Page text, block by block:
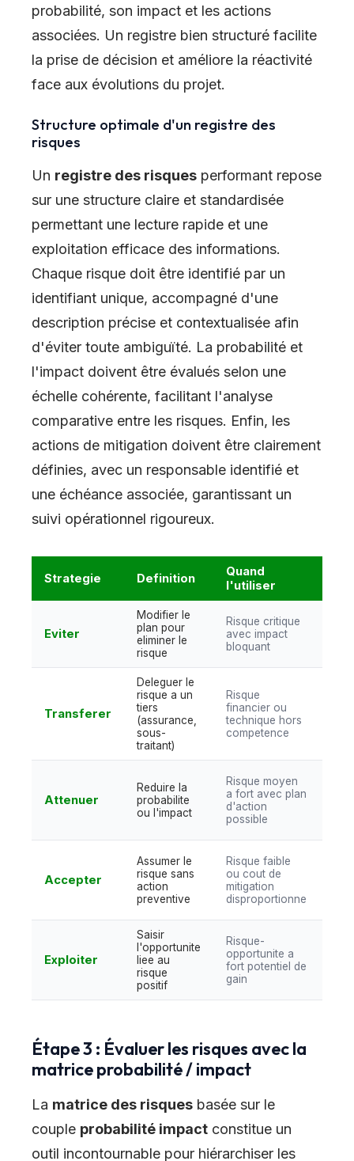
probabilité, son impact et les actions
associées. Un registre bien structuré facilite
la prise de décision et améliore la réactivité
face aux évolutions du projet.
Structure optimale d'un registre des
risques
Un registre des risques performant repose
sur une structure claire et standardisée
permettant une lecture rapide et une
exploitation efficace des informations.
Chaque risque doit être identifié par un
identifiant unique, accompagné d'une
description précise et contextualisée afin
d'éviter toute ambiguïté. La probabilité et
l'impact doivent être évalués selon une
échelle cohérente, facilitant l'analyse
comparative entre les risques. Enfin, les
actions de mitigation doivent être clairement
définies, avec un responsable identifié et
une échéance associée, garantissant un
suivi opérationnel rigoureux.
Strategie Definition
Quand
l'utiliser
Eviter
Modifier le
plan pour
eliminer le
risque
Risque critique
avec impact
bloquant
Transferer
Deleguer le
risque a un
tiers
(assurance,
sous-
traitant)
Risque
financier ou
technique hors
competence
Attenuer
Reduire la
probabilite
ou l'impact
Risque moyen
a fort avec plan
d'action
possible
Accepter
Assumer le
risque sans
action
preventive
Risque faible
ou cout de
mitigation
disproportionne
Exploiter
Saisir
l'opportunite
liee au
risque
positif
Risque-
opportunite a
fort potentiel de
gain
Étape 3 : Évaluer les risques avec la
matrice probabilité / impact
La matrice des risques basée sur le
couple probabilité impact constitue un
outil incontournable pour hiérarchiser les